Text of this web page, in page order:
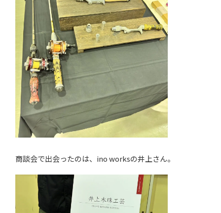
商談会で出会ったのは、ino worksの井上さん。